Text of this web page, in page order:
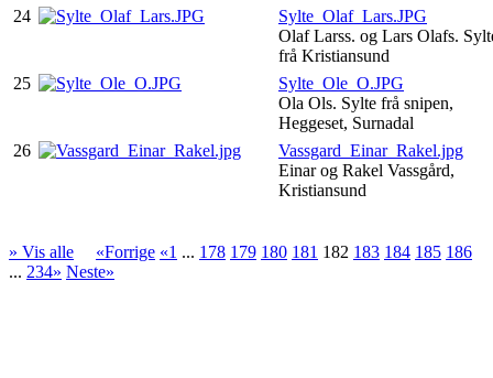
24
Sylte_Olaf_Lars.JPG
Olaf Larss. og Lars Olafs.
frå Kristiansund
25
Sylte_Ole_O.JPG
Ola Ols. Sylte frå snipen,
Heggeset, Surnadal
26
Vassgard_Einar_Rakel.jpg
Einar og Rakel Vassgård,
Kristiansund
» Vis alle «Forrige «1 ... 178 179 180 181 182 183 184 185 186
... 234» Neste»